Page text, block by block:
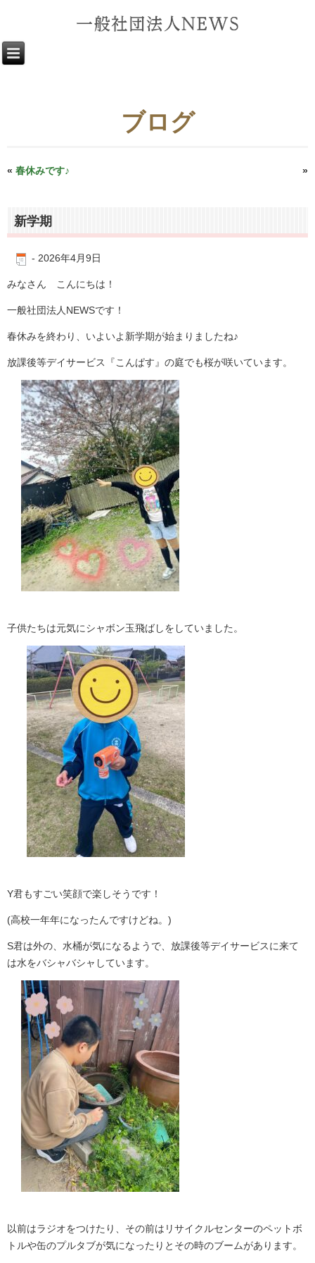
ブログ
« 春休みです♪ »
新学期
- 2026年4月9日
みなさん こんにちは！
一般社団法人NEWSです！
春休みを終わり、いよいよ新学期が始まりましたね♪
放課後等デイサービス『こんぱす』の庭でも桜が咲いています。
子供たちは元気にシャボン玉飛ばしをしていました。
Y君もすごい笑顔で楽しそうです！
(高校一年年になったんですけどね。)
S君は外の、水桶が気になるようで、放課後等デイサービスに来て
は水をバシャバシャしています。
以前はラジオをつけたり、その前はリサイクルセンターのペットボ
トルや缶のプルタブが気になったりとその時のブームがあります。